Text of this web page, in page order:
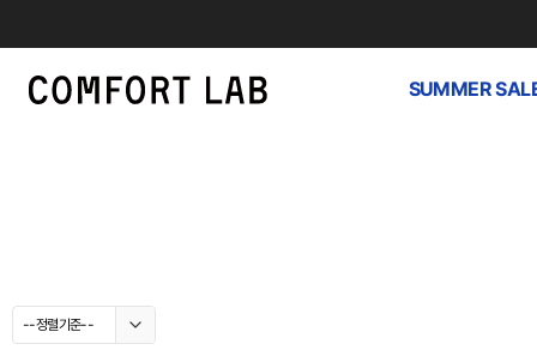
SUMMER
--정렬기준--